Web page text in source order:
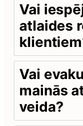
Vai
atlaides
Vai
mainās
veida?